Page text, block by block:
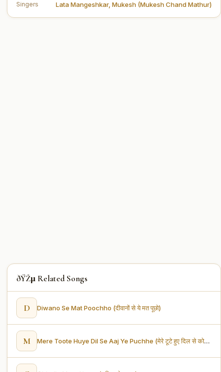
Singers Lata Mangeshkar, Mukesh (Mukesh Chand Mathur)
ðŸŽµ Related Songs
D Diwano Se Mat Poochho (दीवानों से ये मत पूछो)
M Mere Toote Huye Dil Se Aaj Ye Puchhe (मेरे टूटे हुए दिल से कोई तो आज ये पूछे)